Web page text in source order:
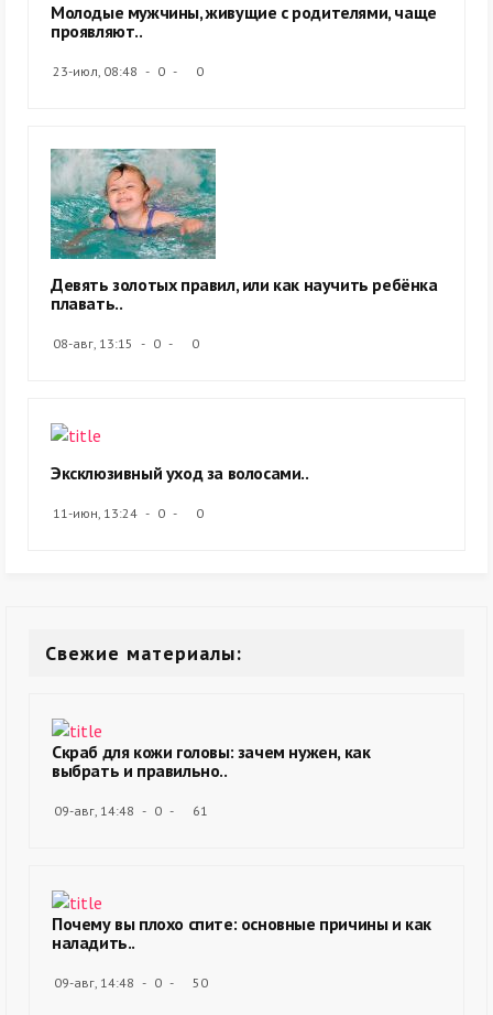
Молодые мужчины, живущие с родителями, чаще
проявляют..
23-июл, 08:48 0 0
Девять золотых правил, или как научить ребёнка
плавать..
08-авг, 13:15 0 0
Эксклюзивный уход за волосами..
11-июн, 13:24 0 0
Свежие материалы:
Скраб для кожи головы: зачем нужен, как
выбрать и правильно..
09-авг, 14:48 0 61
Почему вы плохо спите: основные причины и как
наладить..
09-авг, 14:48 0 50